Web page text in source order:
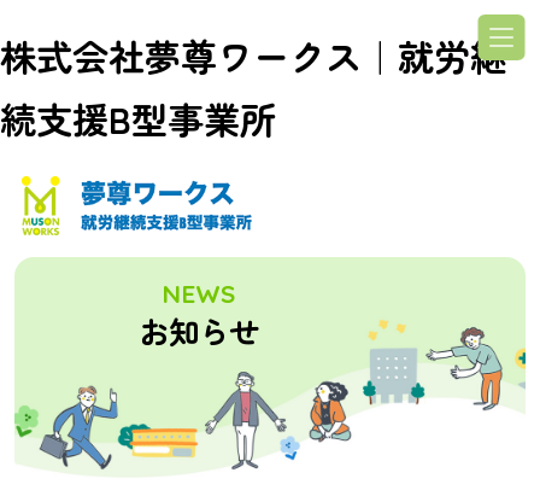
株式会社夢尊ワークス｜就労継
続支援B型事業所
NEWS
お知らせ